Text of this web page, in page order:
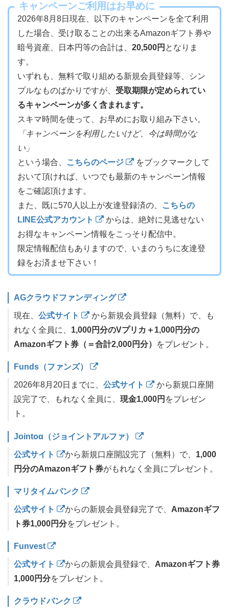
キャンペーンご利用はお早めに
2026年8月8日現在、以下のキャンペーンを全て利用
した場合、受け取ることの出来るAmazonギフト券や
暗号資産、日本円等の合計は、 20,500円 となりま
す。
いずれも、無料で取り組める新規会員登録等、シン
プルなものばかりですが、 受取期限が定められてい
るキャンペーンが多く含まれます。
スキマ時間を使って、お早めにお取り組み下さい。
「キャンペーンを利用したいけど、今は時間がな
い」
という場合、
こちらのページ
をブックマークして
おいて頂ければ、いつでも最新のキャンペーン情報
をご確認頂けます。
また、既に570人以上が友達登録済の、
こちらの
LINE公式アカウント
からは、絶対に見逃せない
お得なキャンペーン情報をこっそり配信中。
限定情報配信もありますので、いまのうちに友達登
録をお済ませ下さい！
AGクラウドファンディング
現在、 公式サイト
から新規会員登録（無料）で、も
れなく全員に、 1,000円分のVプリカ＋1,000円分の
Amazonギフト券（＝合計2,000円分）
をプレゼント。
Funds（ファンズ）
2026年8月20日までに、 公式サイト
から新規口座開
設完了で、もれなく全員に、 現金1,000円 をプレゼン
ト。
Jointoα（ジョイントアルファ）
公式サイト から新規口座開設完了（無料）で、 1,000
円分のAmazonギフト券がもれなく全員にプレゼント。
マリタイムバンク
公式サイト からの新規会員登録完了で、 Amazonギフ
ト券1,000円分をプレゼント。
Funvest
公式サイト からの新規会員登録で、 Amazonギフト券
1,000円分をプレゼント。
クラウドバンク